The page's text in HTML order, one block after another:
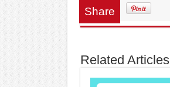
Share
Related Articles